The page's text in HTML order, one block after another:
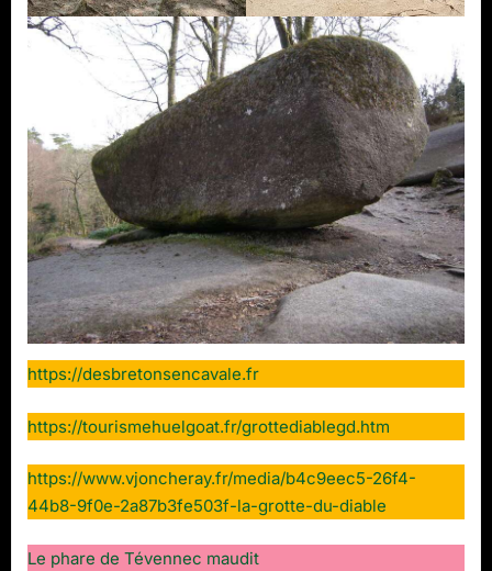
https://desbretonsencavale.fr
https://tourismehuelgoat.fr/grottediablegd.htm
https://www.vjoncheray.fr/media/b4c9eec5-26f4-
44b8-9f0e-2a87b3fe503f-la-grotte-du-diable
Le phare de Tévennec maudit